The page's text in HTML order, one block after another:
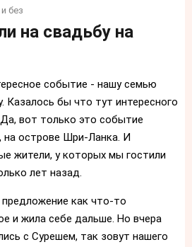
без
на свадьбу на
событие - нашу семью
Казалось бы что тут интересного
Да, вот только это событие
на острове Шри-Ланка. И
жители, у которых мы гостили
лет назад.
как что-то
и жила себе дальше. Но вчера
с Сурешем, так зовут нашего